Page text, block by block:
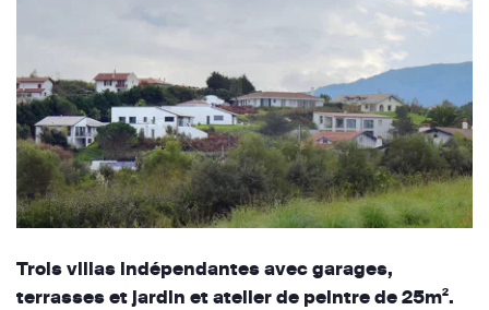
Trois villas indépendantes avec garages,
terrasses et jardin et atelier de peintre de 25m².